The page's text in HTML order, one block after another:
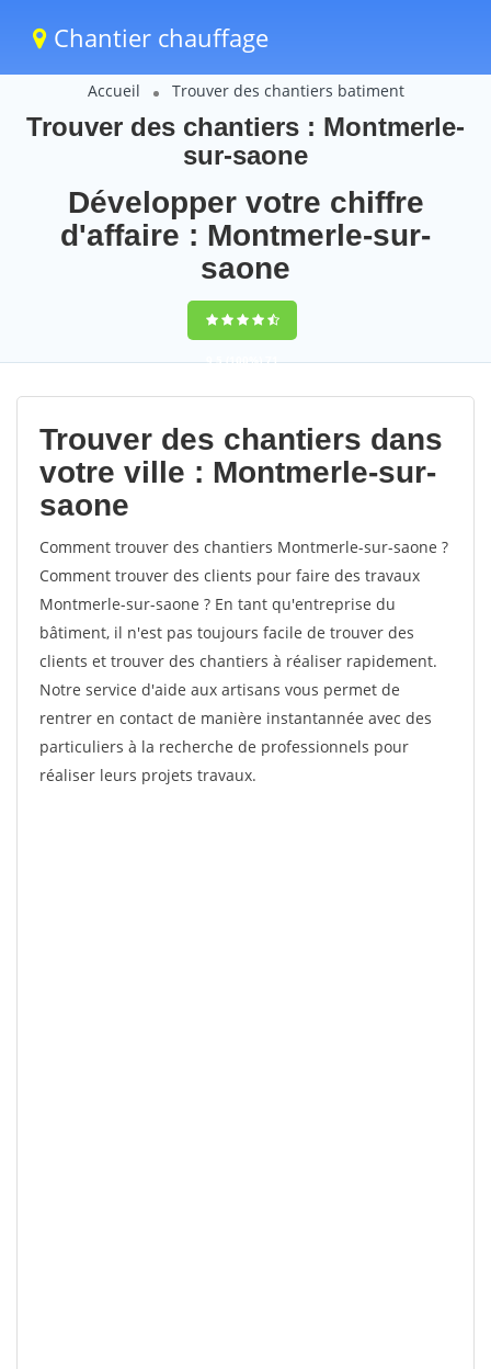
Chantier chauffage
Accueil Trouver des chantiers batiment
Trouver des chantiers : Montmerle-
sur-saone
Développer votre chiffre
d'affaire : Montmerle-sur-
saone
9,5(100%)71
votes
Trouver des chantiers dans
votre ville : Montmerle-sur-
saone
Comment trouver des chantiers Montmerle-sur-saone ?
Comment trouver des clients pour faire des travaux
Montmerle-sur-saone ? En tant qu'entreprise du
bâtiment, il n'est pas toujours facile de trouver des
clients et trouver des chantiers à réaliser rapidement.
Notre service d'aide aux artisans vous permet de
rentrer en contact de manière instantannée avec des
particuliers à la recherche de professionnels pour
réaliser leurs projets travaux.